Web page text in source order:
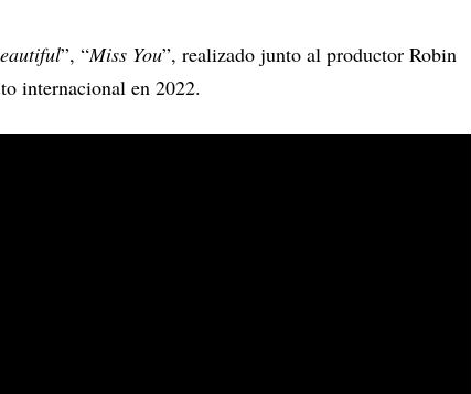
”, “Miss You”, realizado junto al productor Robin
internacional en 2022.